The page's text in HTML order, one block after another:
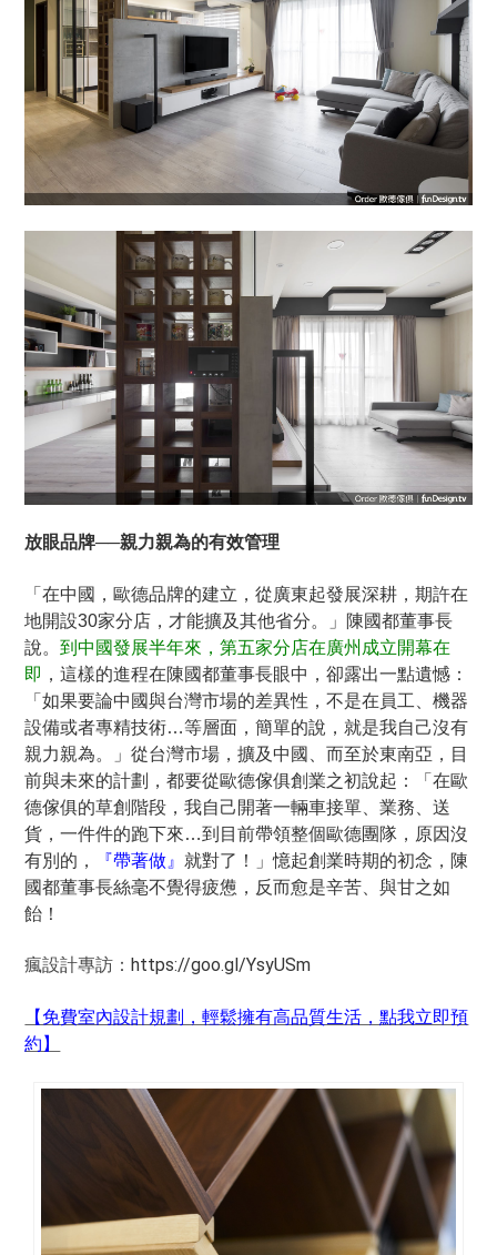
放眼品牌──親力親為的有效管理
「在中國，歐德品牌的建立，從廣東起發展深耕，期許在
地開設30家分店，才能擴及其他省分。」陳國都董事長
說。到中國發展半年來，第五家分店在廣州成立開幕在
即 ，這樣的進程在陳國都董事長眼中，卻露出一點遺憾：
「如果要論中國與台灣市場的差異性，不是在員工、機器
設備或者專精技術…等層面，簡單的說，就是我自己沒有
親力親為。」從台灣市場，擴及中國、而至於東南亞，目
前與未來的計劃，都要從歐德傢俱創業之初說起：「在歐
德傢俱的草創階段，我自己開著一輛車接單、業務、送
貨，一件件的跑下來…到目前帶領整個歐德團隊，原因沒
有別的，
『帶著做』 就對了！」憶起創業時期的初念，陳
國都董事長絲毫不覺得疲憊，反而愈是辛苦、與甘之如
飴！
瘋設計專訪： https://goo.gl/YsyUSm
【免費室內設計規劃，輕鬆擁有高品質生活，點我立即預
約】